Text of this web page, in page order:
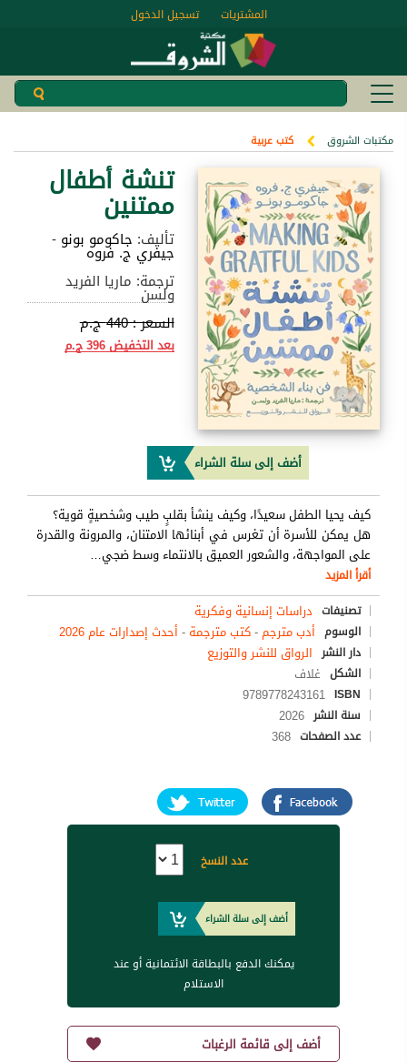
تسجيل الدخول المشتريات
مكتبات الشروق كتب عربية
تنشة أطفال
ممتنين
تأليف: جاكومو بونو -
جيفري ج. فروه
ترجمة: ماريا الفريد
ولسن
السعر :440 ج.م
بعد التخفيض396 ج.م
أضف إلى سلة الشراء
كيف يحيا الطفل سعيدًا، وكيف ينشأ بقلبٍ طيب وشخصيةٍ قوية؟
هل يمكن للأسرة أن تغرس في أبنائها الامتنان، والمرونة والقدرة
على المواجهة، والشعور العميق بالانتماء وسط ضجي…
أقرأ المزيد
تصنيفات دراسات إنسانية وفكرية
الوسوم أدب مترجم-كتب مترجمة - أحدث إصدارات عام 2026
دار النشر الرواق للنشر والتوزيع
الشكل غلاف
ISBN
9789778243161
سنة النشر 2026
عدد الصفحات 368
عدد النسخ
أضف إلى سلة الشراء
يمكنك الدفع بالبطاقة الائتمانية أو عند
الاستلام
أضف إلى قائمة الرغبات